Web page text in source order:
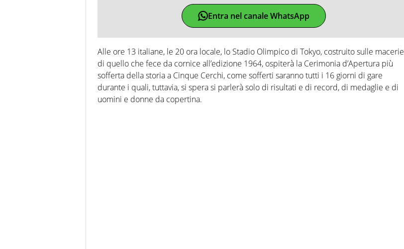
Entra nel canale WhatsApp
Alle ore 13 italiane, le 20 ora locale, lo Stadio Olimpico di Tokyo, costruito sulle macerie
di quello che fece da cornice all’edizione 1964, ospiterà la Cerimonia d’Apertura più
sofferta della storia a Cinque Cerchi, come sofferti saranno tutti i 16 giorni di gare
durante i quali, tuttavia, si spera si parlerà solo di risultati e di record, di medaglie e di
uomini e donne da copertina.